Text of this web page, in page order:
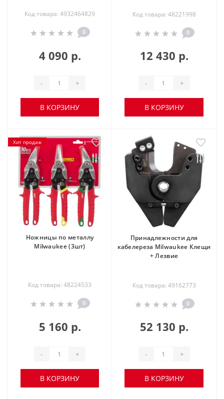
Код товара: 4932464829
0
4 090 р.
- +
В КОРЗИНУ
Код товара: 48221998
0
12 430 р.
- +
В КОРЗИНУ
Хит продаж
Ножницы по металлу
Milwaukee (3шт)
Код товара: 48224533
0
5 160 р.
- +
В КОРЗИНУ
Принадлежности для
кабелереза Milwaukee Клещи
+ Лезвие
Код товара: 49162773
0
52 130 р.
- +
В КОРЗИНУ